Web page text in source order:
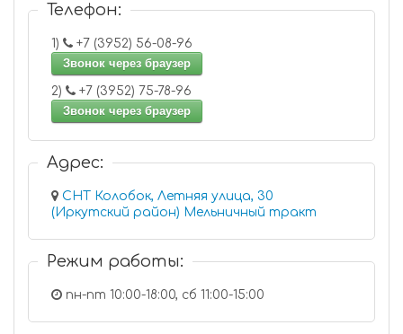
Телефон:
1)
+7 (3952) 56-08-96
Звонок через браузер
2)
+7 (3952) 75-78-96
Звонок через браузер
Адрес:
СНТ Колобок, Летняя улица, 30
(Иркутский район) Мельничный тракт
Режим работы:
пн-пт 10:00-18:00, сб 11:00-15:00